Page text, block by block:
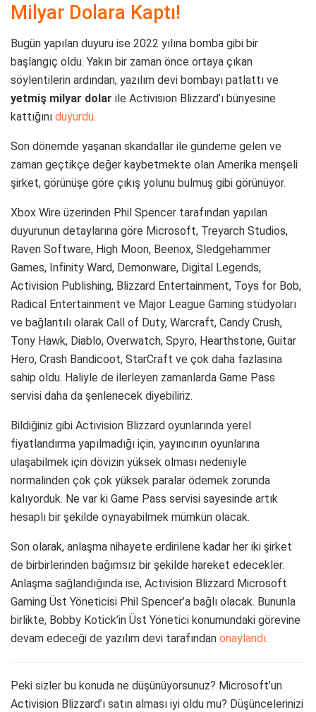
Milyar Dolara Kaptı!
Bugün yapılan duyuru ise 2022 yılına bomba gibi bir
başlangıç oldu. Yakın bir zaman önce ortaya çıkan
söylentilerin ardından, yazılım devi bombayı patlattı ve
yetmiş milyar dolar ile Activision Blizzard’ı bünyesine
kattığını duyurdu.
Son dönemde yaşanan skandallar ile gündeme gelen ve
zaman geçtikçe değer kaybetmekte olan Amerika menşeli
şirket, görünüşe göre çıkış yolunu bulmuş gibi görünüyor.
Xbox Wire üzerinden Phil Spencer tarafından yapılan
duyurunun detaylarına göre Microsoft, Treyarch Studios,
Raven Software, High Moon, Beenox, Sledgehammer
Games, Infinity Ward, Demonware, Digital Legends,
Activision Publishing, Blizzard Entertainment, Toys for Bob,
Radical Entertainment ve Major League Gaming stüdyoları
ve bağlantılı olarak Call of Duty, Warcraft, Candy Crush,
Tony Hawk, Diablo, Overwatch, Spyro, Hearthstone, Guitar
Hero, Crash Bandicoot, StarCraft ve çok daha fazlasına
sahip oldu. Haliyle de ilerleyen zamanlarda Game Pass
servisi daha da şenlenecek diyebiliriz.
Bildiğiniz gibi Activision Blizzard oyunlarında yerel
fiyatlandırma yapılmadığı için, yayıncının oyunlarına
ulaşabilmek için dövizin yüksek olması nedeniyle
normalinden çok çok yüksek paralar ödemek zorunda
kalıyorduk. Ne var ki Game Pass servisi sayesinde artık
hesaplı bir şekilde oynayabilmek mümkün olacak.
Son olarak, anlaşma nihayete erdirilene kadar her iki şirket
de birbirlerinden bağımsız bir şekilde hareket edecekler.
Anlaşma sağlandığında ise, Activision Blizzard Microsoft
Gaming Üst Yöneticisi Phil Spencer’a bağlı olacak. Bununla
birlikte, Bobby Kotick’in Üst Yönetici konumundaki görevine
devam edeceği de yazılım devi tarafından onaylandı.
Peki sizler bu konuda ne düşünüyorsunuz? Microsoft’un
Activision Blizzard’ı satın alması iyi oldu mu? Düşüncelerinizi